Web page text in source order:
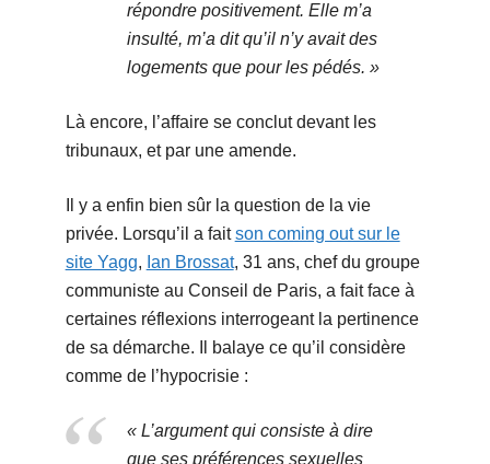
répondre positivement. Elle m’a
insulté, m’a dit qu’il n’y avait des
logements que pour les pédés. »
Là encore, l’affaire se conclut devant les
tribunaux, et par une amende.
Il y a enfin bien sûr la question de la vie
privée. Lorsqu’il a faitson coming out sur le
site Yagg, Ian Brossat, 31 ans, chef du groupe
communiste au Conseil de Paris, a fait face à
certaines réflexions interrogeant la pertinence
de sa démarche. Il balaye ce qu’il considère
comme de l’hypocrisie :
« L’argument qui consiste à dire
que ses préférences sexuelles